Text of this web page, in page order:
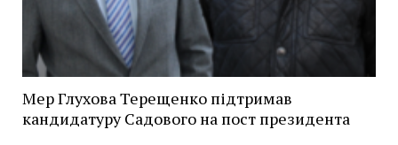
Мер Глухова Терещенко підтримав
кандидатуру Садового на пост президента